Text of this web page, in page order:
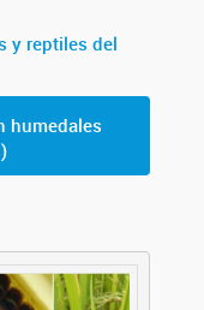
y reptiles del
humedales